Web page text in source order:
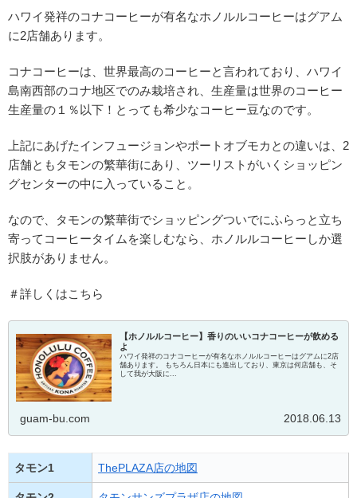
ハワイ発祥のコナコーヒーが有名なホノルルコーヒーはグアム
に2店舗あります。
コナコーヒーは、世界最高のコーヒーと言われており、ハワイ
島南西部のコナ地区でのみ栽培され、生産量は世界のコーヒー
生産量の１％以下！とっても希少なコーヒー豆なのです。
上記にあげたインフュージョンやポートオブモカとの違いは、2
店舗ともタモンの繁華街にあり、ツーリストがいくショッピン
グセンターの中に入っていること。
なので、タモンの繁華街でショッピングついでにふらっと立ち
寄ってコーヒータイムを楽しむなら、ホノルルコーヒーしか選
択肢がありません。
＃詳しくはこちら
【ホノルルコーヒー】香りのいいコナコーヒーが飲める
よ
ハワイ発祥のコナコーヒーが有名なホノルルコーヒーはグアムに2店
舗あります。 もちろん日本にも進出しており、東京は何店舗も、そ
して我が大阪に...
guam-bu.com 2018.06.13
タモン1 ThePLAZA店の地図